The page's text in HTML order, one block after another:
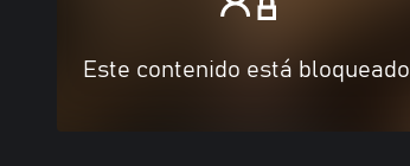
Este contenido está bloqueado